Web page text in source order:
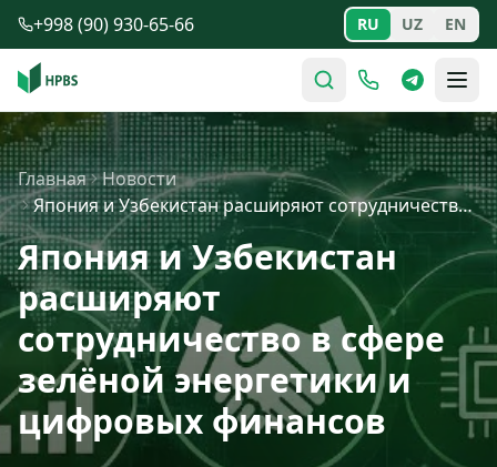
Перейти к содержимому
+998 (90) 930-65-66 RU UZ EN
Главная
Новости
Япония и Узбекистан расширяют сотрудничество в сфере зе…
Япония и Узбекистан
расширяют
сотрудничество в сфере
зелёной энергетики и
цифровых финансов